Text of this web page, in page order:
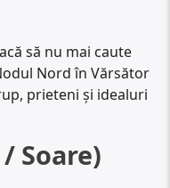
să nu mai caute
Nord în Vărsător
prieteni și idealuri
Soare)